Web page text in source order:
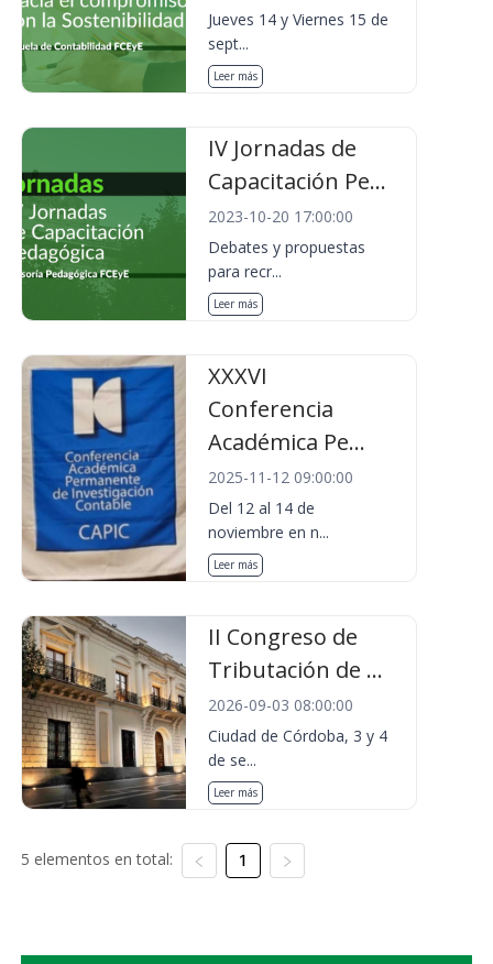
Jueves 14 y Viernes 15 de
sept...
Leer más
IV Jornadas de
Capacitación Pe...
2023-10-20 17:00:00
Debates y propuestas
para recr...
Leer más
XXXVI
Conferencia
Académica Pe...
2025-11-12 09:00:00
Del 12 al 14 de
noviembre en n...
Leer más
II Congreso de
Tributación de ...
2026-09-03 08:00:00
Ciudad de Córdoba, 3 y 4
de se...
Leer más
5 elementos en total: 1